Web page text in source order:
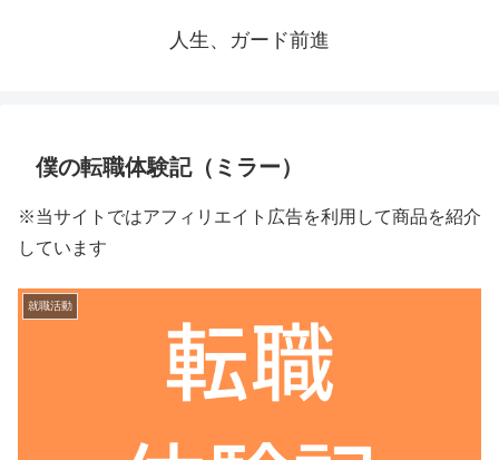
人生、ガード前進
僕の転職体験記（ミラー）
※当サイトではアフィリエイト広告を利用して商品を紹介
しています
就職活動